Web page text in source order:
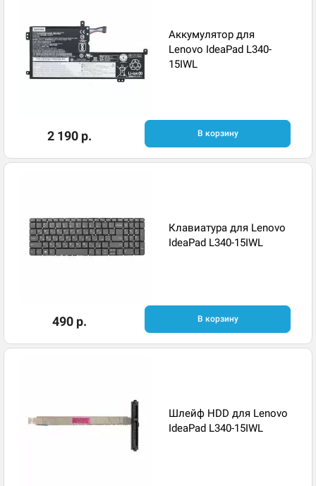
Аккумулятор для
Lenovo IdeaPad L340-
15IWL
2 190 р. В корзину
Клавиатура для Lenovo
IdeaPad L340-15IWL
490 р. В корзину
Шлейф HDD для Lenovo
IdeaPad L340-15IWL